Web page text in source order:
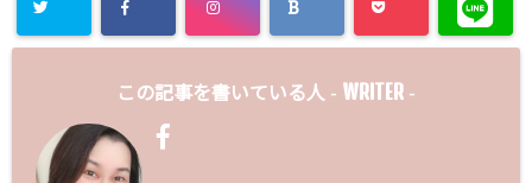
この記事を書いている人 - WRITER -